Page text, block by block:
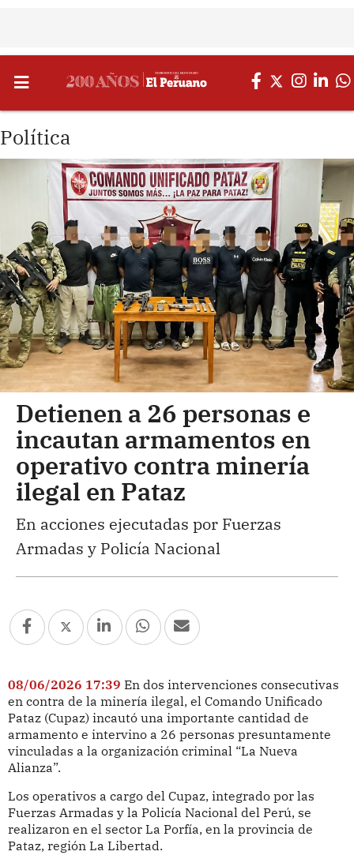
Política
Detienen a 26 personas e
incautan armamentos en
operativo contra minería
ilegal en Pataz
En acciones ejecutadas por Fuerzas
Armadas y Policía Nacional
08/06/2026 17:39 En dos intervenciones consecutivas
en contra de la minería ilegal, el Comando Unificado
Pataz (Cupaz) incautó una importante cantidad de
armamento e intervino a 26 personas presuntamente
vinculadas a la organización criminal “La Nueva
Alianza”.
Los operativos a cargo del Cupaz, integrado por las
Fuerzas Armadas y la Policía Nacional del Perú, se
realizaron en el sector La Porfía, en la provincia de
Pataz, región La Libertad.